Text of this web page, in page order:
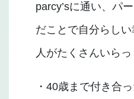
parcy’sに通い、パ
だことで自分らし
人がたくさんいらっ
・40歳まで付き合